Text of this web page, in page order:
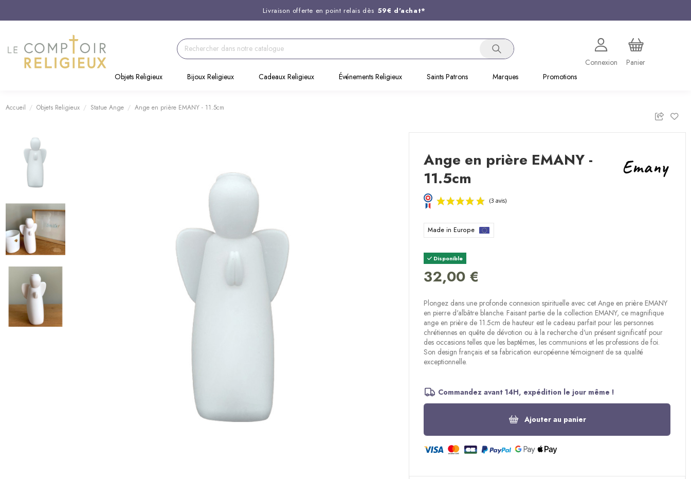
Livraison offerte en point relais dès 59€ d'achat*
Support client disponible au
Commandez avant 14H, expédition le jour même !
Connexion
Panier
Objets Religieux
Bijoux Religieux Cadeaux Religieux Événements Religieux Saints Patrons Marques Promotions
Accueil Objets Religieux Statue Ange Ange en prière EMANY - 11.5cm
Ange en prière EMANY -
11.5cm
Made in Europe
Disponible
32,00 €
Plongez dans une profonde connexion spirituelle avec cet Ange en prière EMANY
en pierre d'albâtre blanche. Faisant partie de la collection EMANY, ce magnifique
ange en prière de 11.5cm de hauteur est le cadeau parfait pour les personnes
chrétiennes en quête de dévotion ou à la recherche d'un présent significatif pour
des occasions telles que les baptêmes, les communions et les professions de foi.
Son design français et sa fabrication européenne témoignent de sa qualité
exceptionnelle.
Commandez avant 14H, expédition le jour même !
Ajouter au panier